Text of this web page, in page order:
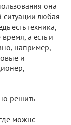
она
ситуации любая
есть техника,
а есть и
например,
и
решить
можно